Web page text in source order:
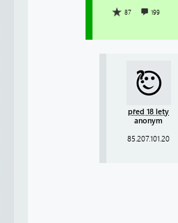
87 199
před 18 lety
anonym
85.207.101.20